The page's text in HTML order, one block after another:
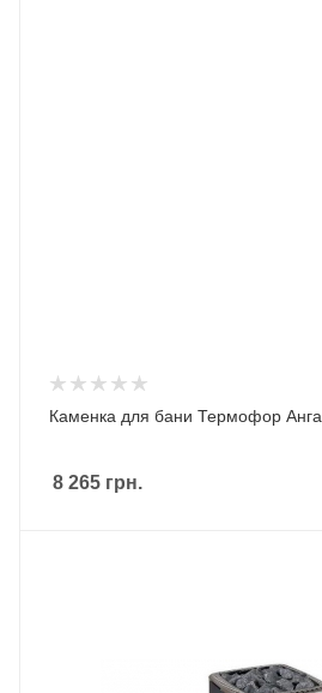
Каменка для бани Термофор
8 265 грн.